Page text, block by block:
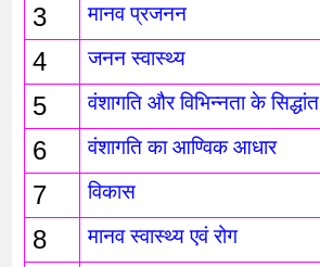
3 मानव प्रजनन
4 जनन स्वास्थ्य
5 वंशागति और विभिन्नता के सिद्धांत
6 वंशागति का आण्विक आधार
7 विकास
8 मानव स्वास्थ्य एवं रोग